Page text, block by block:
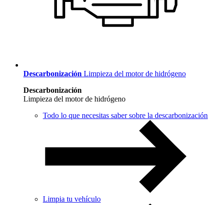
Descarbonización Limpieza del motor de hidrógeno
Descarbonización
Limpieza del motor de hidrógeno
Todo lo que necesitas saber sobre la descarbonización
Limpia tu vehículo